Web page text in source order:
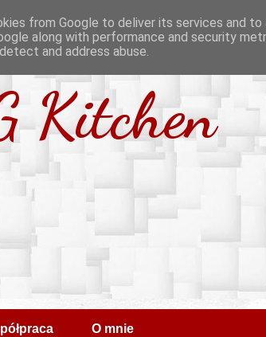
Kitchen
O mnie
from Google to deliver its services and
along with performance and security
and address abuse.